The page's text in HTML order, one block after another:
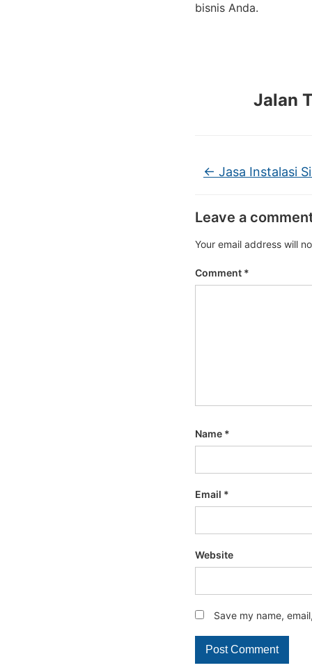
bisnis Anda.
Jalan
← Jasa Instalasi
Leave a
Your email address will
Comment *
Name *
Email *
Website
Save my name,